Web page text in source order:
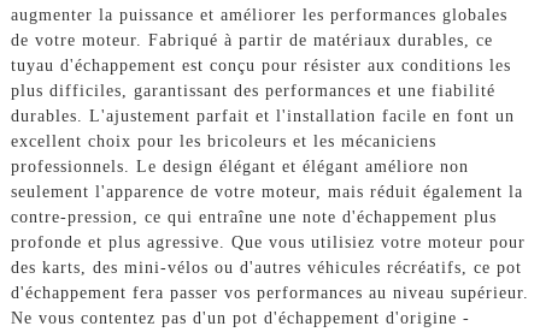
augmenter la puissance et améliorer les performances globales
de votre moteur. Fabriqué à partir de matériaux durables, ce
tuyau d'échappement est conçu pour résister aux conditions les
plus difficiles, garantissant des performances et une fiabilité
durables. L'ajustement parfait et l'installation facile en font un
excellent choix pour les bricoleurs et les mécaniciens
professionnels. Le design élégant et élégant améliore non
seulement l'apparence de votre moteur, mais réduit également la
contre-pression, ce qui entraîne une note d'échappement plus
profonde et plus agressive. Que vous utilisiez votre moteur pour
des karts, des mini-vélos ou d'autres véhicules récréatifs, ce pot
d'échappement fera passer vos performances au niveau supérieur.
Ne vous contentez pas d'un pot d'échappement d'origine -